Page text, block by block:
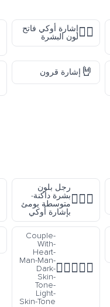
👌🏻إشارة أوكي فاتح
لون البشرة
🤘 إشارة قرون
🙆🏾‍♂️
رجل بلون
بشرة داكنة-
متوسطة يومئ
بإشارة أوكي
👨🏿‍❤️‍👨🏻
Couple-
With-
Heart-
Man-Man-
Dark-
Skin-
Tone-
Light-
Skin-Tone